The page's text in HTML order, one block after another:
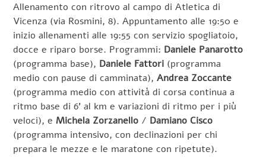
Allenamento con ritrovo al campo di Atletica di
Vicenza (via Rosmini, 8). Appuntamento alle 19:50 e
inizio allenamenti alle 19:55 con servizio spogliatoio,
docce e riparo borse. Programmi: Daniele Panarotto
(programma base), Daniele Fattori (programma
medio con pause di camminata),Andrea Zoccante
(programma medio con attività di corsa continua a
ritmo base di 6’ al km e variazioni di ritmo per i più
veloci), eMichela Zorzanello / Damiano Cisco
(programma intensivo, con declinazioni per chi
prepara le mezze e le maratone con ripetute).